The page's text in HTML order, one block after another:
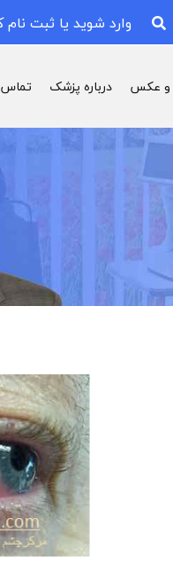
وارد شوید یا ثبت نام
و عکس درباره پزشک تماس